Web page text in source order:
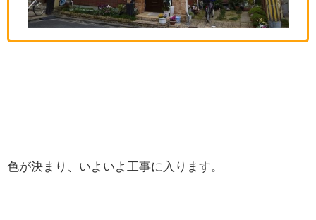
色が決まり、いよいよ工事に入ります。